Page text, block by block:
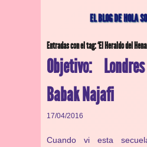
EL BLOG DE HOLA
Entradas con el tag: ‘El Heraldo del
Objetivo:
Babak Najafi
17/04/2016
Cuando vi esta